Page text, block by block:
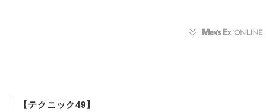
【テクニック49】